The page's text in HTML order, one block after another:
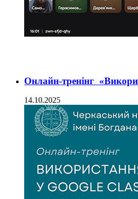
Онлайн-тренінг
14.10.2025